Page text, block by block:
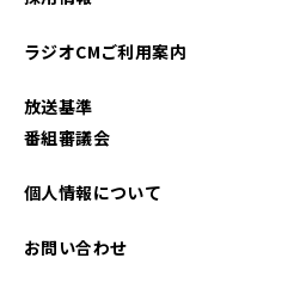
ラジオCMご利用案内
放送基準
番組審議会
個人情報について
お問い合わせ